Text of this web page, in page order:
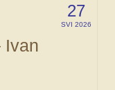
27
SVI 2026
Ivan